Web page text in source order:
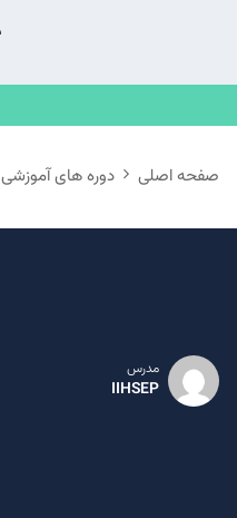
صفحه اصلی دوره های آموزشی HSE
مدرس
IIHSEP